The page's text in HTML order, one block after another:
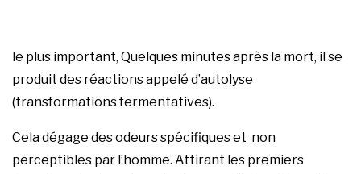
le plus important, Quelques minutes après la mort, il se
produit des réactions appelé d’autolyse
(transformations fermentatives).
Cela dégage des odeurs spécifiques et non
perceptibles par l’homme. Attirant les premiers